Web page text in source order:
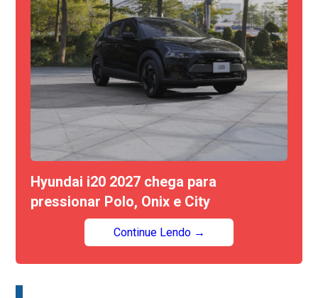
Hyundai i20 2027 chega para
pressionar Polo, Onix e City
Continue Lendo →